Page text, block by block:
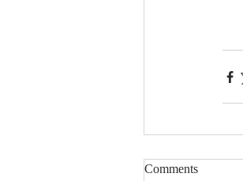
Comments